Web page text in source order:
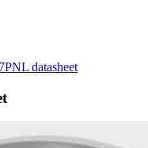
datasheet